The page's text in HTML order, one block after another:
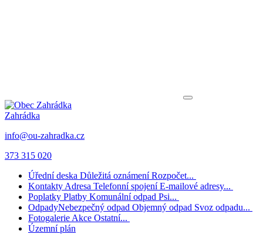
Zahrádka
info@ou-zahradka.cz
373 315 020
Úřední deska Důležitá oznámení Rozpočet...
Kontakty Adresa Telefonní spojení E-mailové adresy...
Poplatky Platby Komunální odpad Psi...
OdpadyNebezpečný odpad Objemný odpad Svoz odpadu...
Fotogalerie Akce Ostatní...
Územní plán